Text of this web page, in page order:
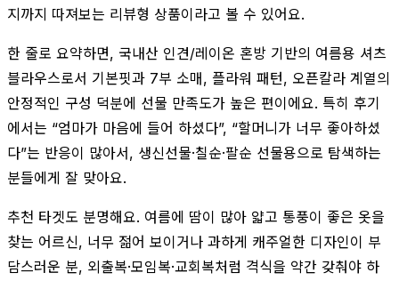
지까지 따져보는 리뷰형 상품이라고 볼 수 있어요.
한 줄로 요약하면, 국내산 인견/레이온 혼방 기반의 여름용 셔츠
블라우스로서 기본핏과 7부 소매, 플라워 패턴, 오픈칼라 계열의
안정적인 구성 덕분에 선물 만족도가 높은 편이에요. 특히 후기
에서는 “엄마가 마음에 들어 하셨다”, “할머니가 너무 좋아하셨
다”는 반응이 많아서, 생신선물·칠순·팔순 선물용으로 탐색하는
분들에게 잘 맞아요.
추천 타겟도 분명해요. 여름에 땀이 많아 얇고 통풍이 좋은 옷을
찾는 어르신, 너무 젊어 보이거나 과하게 캐주얼한 디자인이 부
담스러운 분, 외출복·모임복·교회복처럼 격식을 약간 갖춰야 하